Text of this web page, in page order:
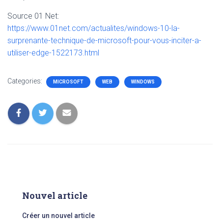
Source 01 Net:
https://www.01net.com/actualites/windows-10-la-
surprenante-technique-de-microsoft-pour-vous-inciter-a-
utiliser-edge-1522173.html
Categories: MICROSOFT WEB WINDOWS
Nouvel article
Créer un nouvel article